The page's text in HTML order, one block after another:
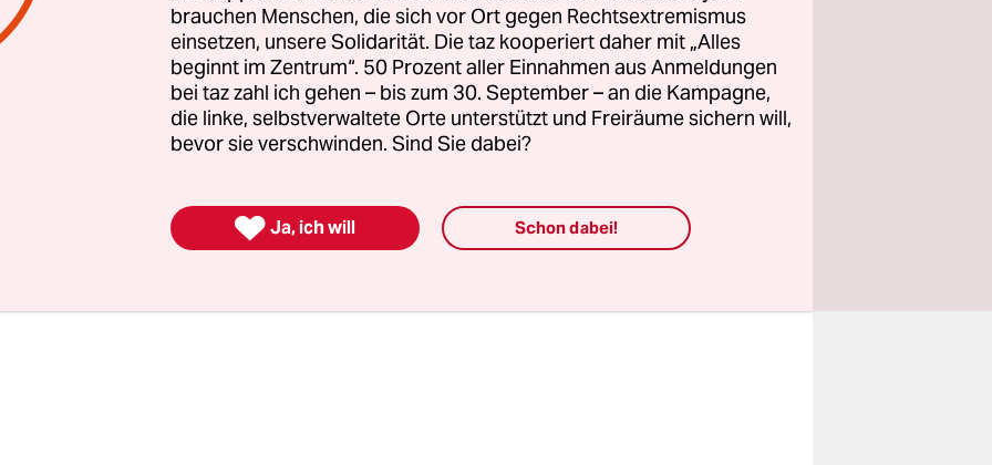
ins Meer klatscht. „Du sollst nicht umsonst gestorben
Umweltaktivist dem dümpelnden Kadaver nach und hebt
Schwur.
brauchen Menschen, die sich vor Ort gegen Rechtsextremismus
einsetzen, unsere Solidarität. Die taz kooperiert daher mit „Alles
beginnt im Zentrum“. 50 Prozent aller Einnahmen aus Anmeldungen
bei taz zahl ich gehen – bis zum 30. September – an die Kampagne,
die linke, selbstverwaltete Orte unterstützt und Freiräume sichern will,
bevor sie verschwinden. Sind Sie dabei?
 Ja, ich will Schon dabei!